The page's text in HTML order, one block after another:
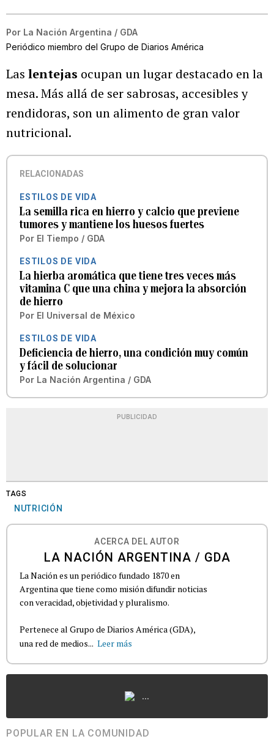
Por La Nación Argentina / GDA
Periódico miembro del Grupo de Diarios América
Las lentejas ocupan un lugar destacado en la
mesa. Más allá de ser sabrosas, accesibles y
rendidoras, son un alimento de gran valor
nutricional.
RELACIONADAS
ESTILOS DE VIDA
La semilla rica en hierro y calcio que previene
tumores y mantiene los huesos fuertes
Por El Tiempo / GDA
ESTILOS DE VIDA
La hierba aromática que tiene tres veces más
vitamina C que una china y mejora la absorción
de hierro
Por El Universal de México
ESTILOS DE VIDA
Deficiencia de hierro, una condición muy común
y fácil de solucionar
Por La Nación Argentina / GDA
PUBLICIDAD
TAGS
NUTRICIÓN
ACERCA DEL AUTOR
LA NACIÓN ARGENTINA / GDA
La Nación es un periódico fundado 1870 en
Argentina que tiene como misión difundir noticias
con veracidad, objetividad y pluralismo.
Pertenece al Grupo de Diarios América (GDA),
una red de medios... Leer más
...
POPULAR EN LA COMUNIDAD